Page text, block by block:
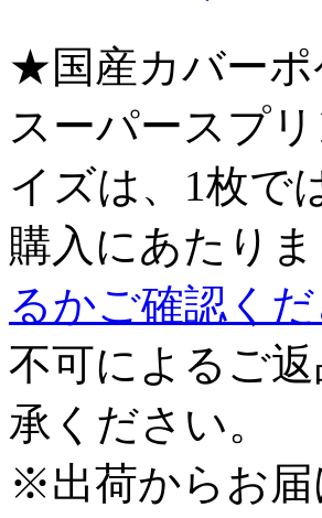
★国産カバーポ
スーパースプ
イズは、1枚で
購入にあたりま
るかご確認くだ
不可によるご
承ください。
※出荷からお届